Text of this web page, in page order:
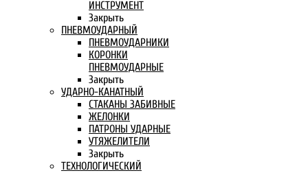
ИНСТРУМЕНТ
Закрыть
ПНЕВМОУДАРНЫЙ
ПНЕВМОУДАРНИКИ
КОРОНКИ
ПНЕВМОУДАРНЫЕ
Закрыть
УДАРНО-КАНАТНЫЙ
СТАКАНЫ ЗАБИВНЫЕ
ЖЕЛОНКИ
ПАТРОНЫ УДАРНЫЕ
УТЯЖЕЛИТЕЛИ
Закрыть
ТЕХНОЛОГИЧЕСКИЙ